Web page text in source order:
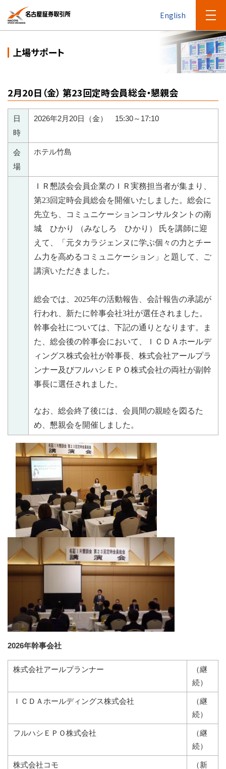
English
上場サポート
2月20日（金） 第23回定時会員総会・懇親会
日
時
2026年2月 20日（金） 15:30～ 17:10
会
場
ホテル竹島
ＩＲ懇談会会員企業のＩＲ実務担当者が集まり、
第23回定時会員総会を開催いたしました。総会に
先立ち、コミュニケーションコンサルタントの南
城 ひかり
（みなしろ ひかり）
氏を講師に迎
えて、「元タカラジェンヌに学ぶ個々の力とチー
ム力を高めるコミュニケーション」
と題して、ご
講演いただきました。
総会では、2025年の活動報告、会計報告の承認が
行われ、新たに幹事会社3社が選任されました。
幹事会社については、下記の通りとなります。
ま
た、総会後の幹事会において、ＩＣＤＡホールデ
ィングス株式会社が幹事長、株式会社アールプラ
ンナー及びフルハシＥＰＯ株式会社の両社が副幹
事長に選任されました。
なお、総会終了後には、会員間の親睦を図るた
め、懇親会を開催しました。
2026年幹事会社
株式会社アールプランナー
（継
続）
ＩＣＤＡホールディングス株式会社
（継
続）
フルハシＥＰＯ株式会社
（継
続）
株式会社コモ
（新